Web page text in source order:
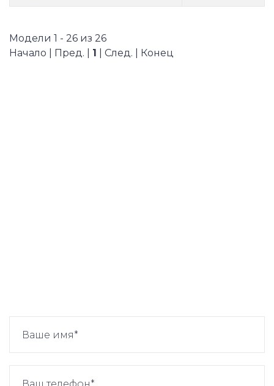
Модели 1 - 26 из 26
Начало | Пред. | 1 | След. | Конец